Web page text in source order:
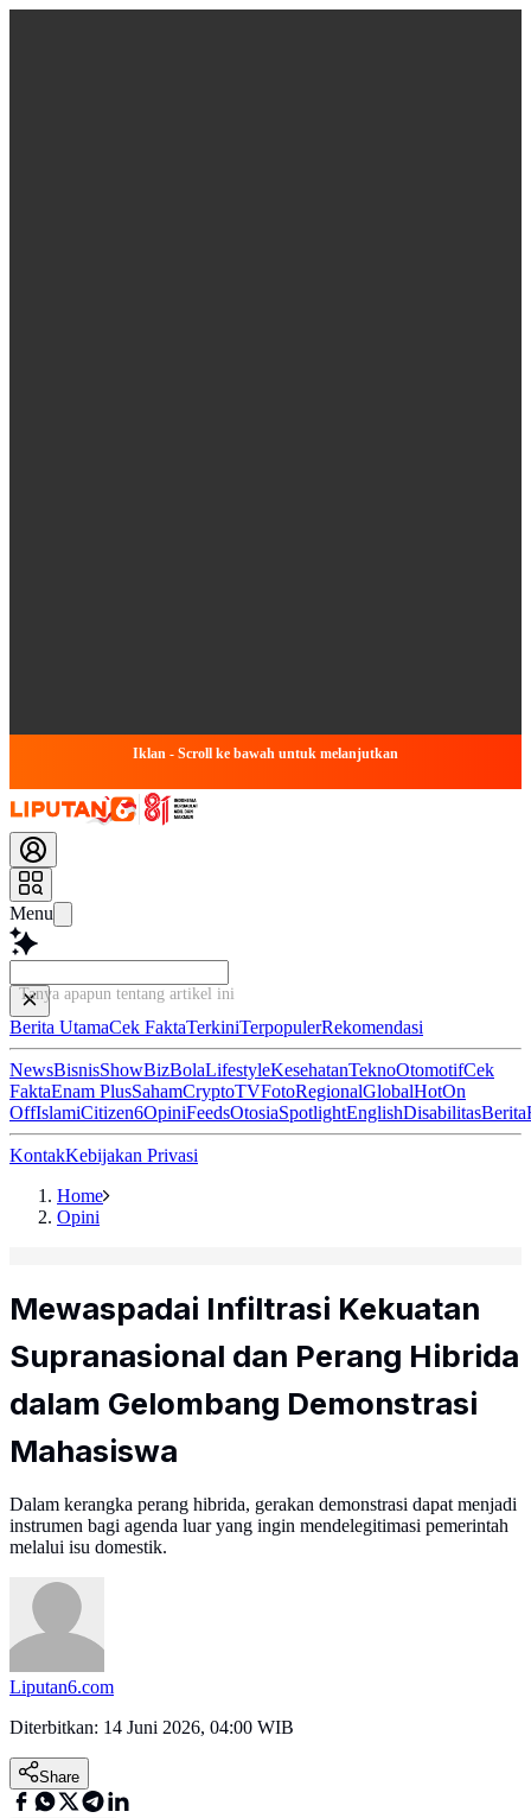
Iklan - Scroll ke bawah untuk melanjutkan
Menu
Tanya apapun tentang artikel ini...
Berita UtamaCek FaktaTerkiniTerpopulerRekomendasi
NewsBisnisShowBizBolaLifestyleKesehatanTeknoOtomotifCek
FaktaEnam PlusSahamCryptoTVFotoRegionalGlobalHotOn
OffIslamiCitizen6OpiniFeedsOtosiaSpotlightEnglishDisabilitasBerita
KontakKebijakan Privasi
Home
Opini
Mewaspadai Infiltrasi Kekuatan
Supranasional dan Perang Hibrida
dalam Gelombang Demonstrasi
Mahasiswa
Dalam kerangka perang hibrida, gerakan demonstrasi dapat menjadi
instrumen bagi agenda luar yang ingin mendelegitimasi pemerintah
melalui isu domestik.
Liputan6.com
Diterbitkan: 14 Juni 2026, 04:00 WIB
Share